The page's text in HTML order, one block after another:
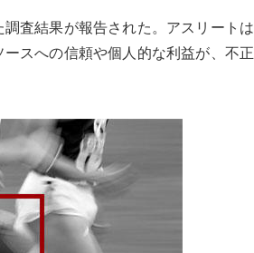
査結果が報告された。アスリートは
スへの信頼や個人的な利益が、不正